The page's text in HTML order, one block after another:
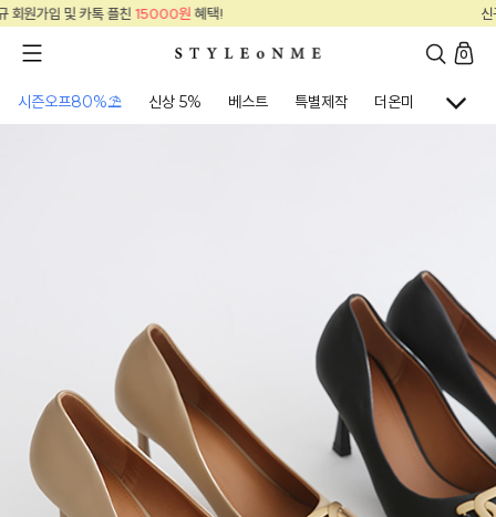
혜택!
0
시즌오프80%⛱ 신상 5% 베스트 특별제작 더온미 골프웨어